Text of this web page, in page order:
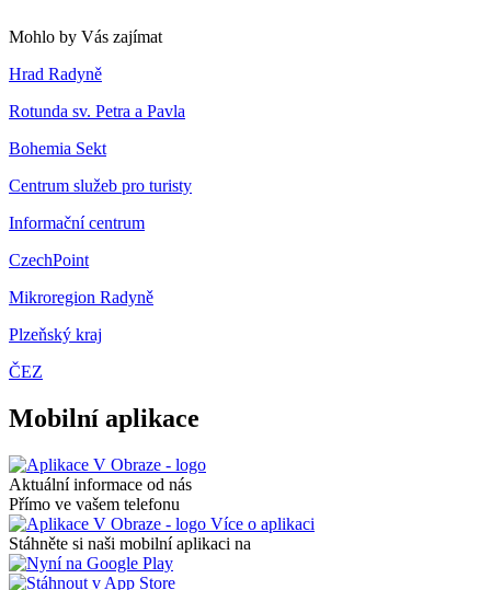
Mohlo by Vás zajímat
Hrad Radyně
Rotunda sv. Petra a Pavla
Bohemia Sekt
Centrum služeb pro turisty
Informační centrum
CzechPoint
Mikroregion Radyně
Plzeňský kraj
ČEZ
Mobilní aplikace
Aktuální informace od nás
Přímo ve vašem telefonu
Více o aplikaci
Stáhněte si naši mobilní aplikaci na